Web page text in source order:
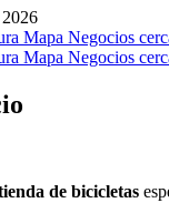
Mapa Negocios
Mapa Negocios
de bicicletas